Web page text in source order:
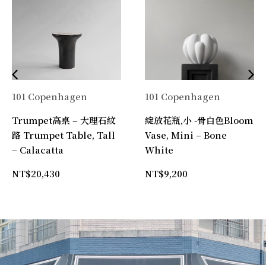
101 Copenhagen
Trumpet高桌 – 大理石紋
路 Trumpet Table, Tall
– Calacatta
NT$20,430
101 Copenhagen
綻放花瓶,小 -骨白色Bloom
Vase, Mini – Bone
White
NT$9,200